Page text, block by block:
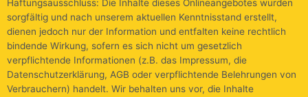
Haftungsausschluss: Die Inhalte dieses Onlineangebotes wurden
sorgfältig und nach unserem aktuellen Kenntnisstand erstellt,
dienen jedoch nur der Information und entfalten keine rechtlich
bindende Wirkung, sofern es sich nicht um gesetzlich
verpflichtende Informationen (z.B. das Impressum, die
Datenschutzerklärung, AGB oder verpflichtende Belehrungen von
Verbrauchern) handelt. Wir behalten uns vor, die Inhalte